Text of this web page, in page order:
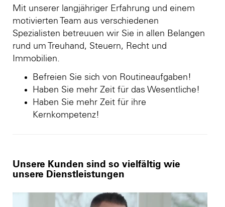
Mit unserer langjähriger Erfahrung und einem
motivierten Team aus verschiedenen
Spezialisten betreuuen wir Sie in allen Belangen
rund um Treuhand, Steuern, Recht und
Immobilien.
Befreien Sie sich von Routineaufgaben!
Haben Sie mehr Zeit für das Wesentliche!
Haben Sie mehr Zeit für ihre
Kernkompetenz!
Unsere Kunden sind so vielfältig wie
unsere Dienstleistungen